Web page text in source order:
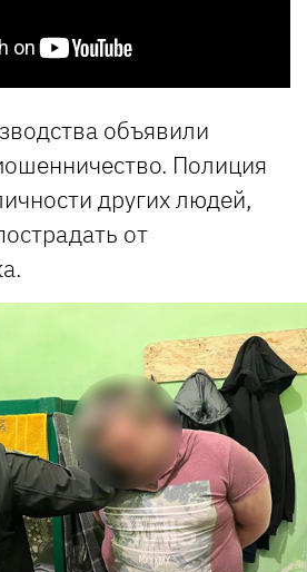
объявили
Полиция
других людей,
от